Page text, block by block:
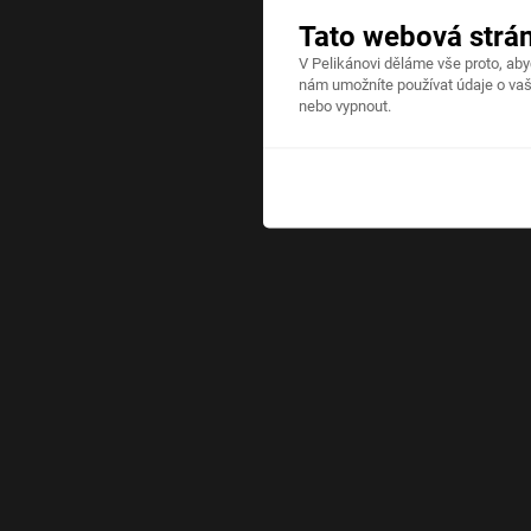
Tato webová
V Pelikánovi děláme vše proto,
nám umožníte používat údaje o
nebo vypnout.